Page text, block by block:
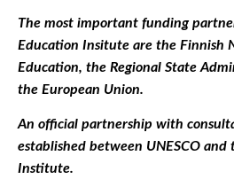
The most important funding
Education Insitute are the Finnish
Education, the Regional State
the European Union.
An official partnership with
established between UNESCO and
Institute.